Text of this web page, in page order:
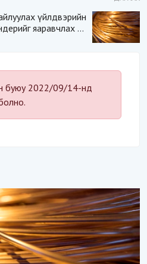
үйлдвэрийн
яаравчлах нь
буюу 2022/09/14-нд